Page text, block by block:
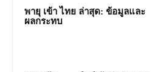
พายุ เข้า ไทย ล่าสุด: ข้อมูลและ
ผลกระทบ